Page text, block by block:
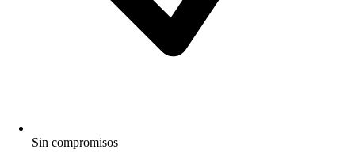
Sin compromisos